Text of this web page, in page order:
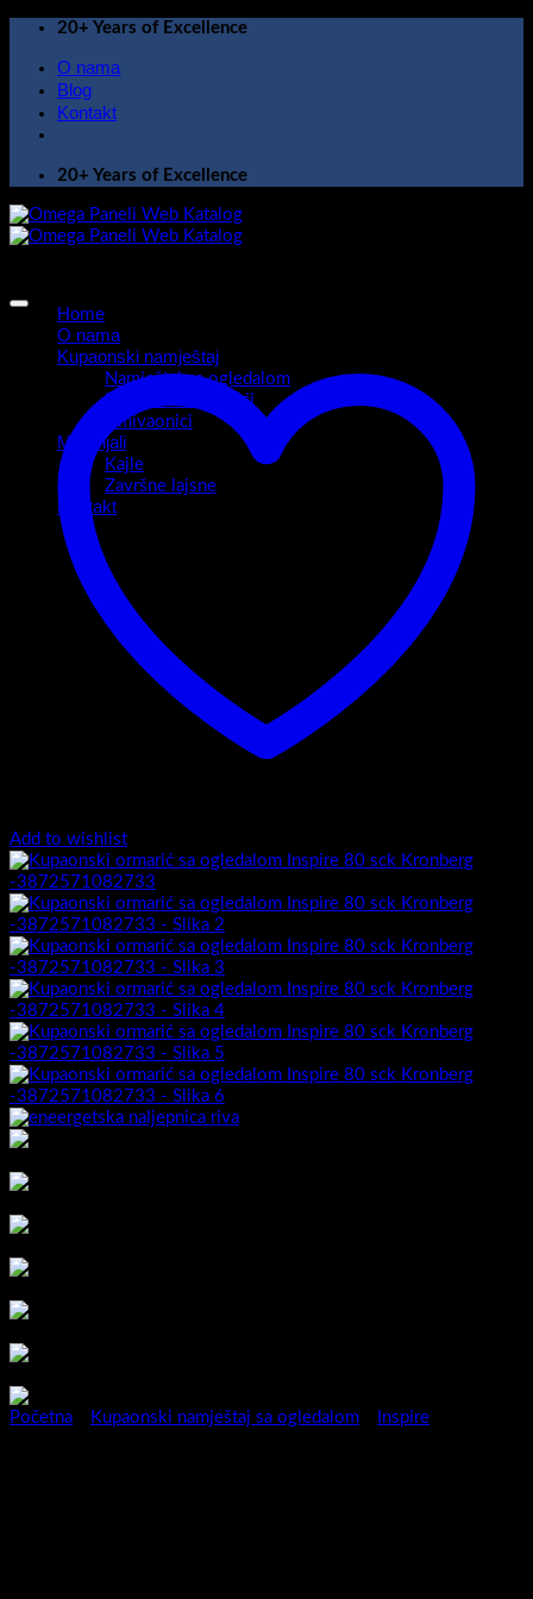
Skip
content
20+ Years of Excellence
O nama
Blog
Kontakt
20+ Years of Excellence
Home
O nama
Kupaonski namještaj
Namještaj sa ogledalom
Kupaonski ormarići
Umivaonici
Materijali
Kajle
Završne lajsne
Kontakt
Add to wishlist
Početna Kupaonski namještaj sa ogledalom Inspire